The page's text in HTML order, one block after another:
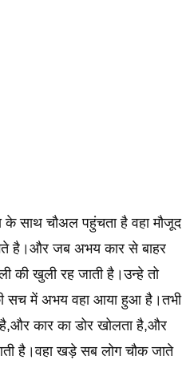
साथ चौअल पहुंचता है वहा मौजूद
है।और जब अभय कार से बाहर
की खुली रह जाती है।उन्हे तो
की सच में अभय वहा आया हुआ है।तभी
कार का डोर खोलता है,और
है।वहा खड़े सब लोग चौक जाते